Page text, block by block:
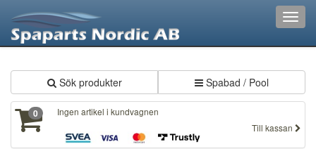
Sök produkter Spabad / Pool
0
Ingen artikel i kundvagnen
Till kassan